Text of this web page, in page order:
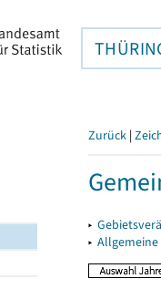
Zurück |
▸
▸